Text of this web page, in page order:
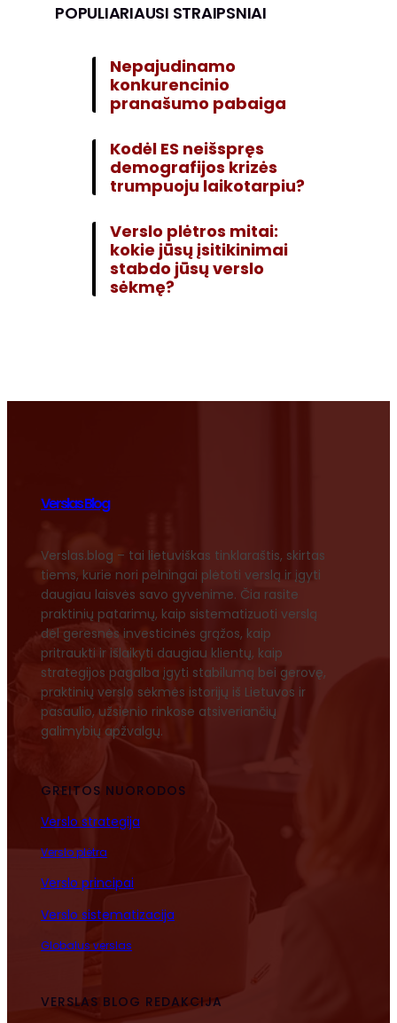
POPULIARIAUSI STRAIPSNIAI
Nepajudinamo
konkurencinio
pranašumo pabaiga
Kodėl ES neišspręs
demografijos krizės
trumpuoju laikotarpiu?
Verslo plėtros mitai:
kokie jūsų įsitikinimai
stabdo jūsų verslo
sėkmę?
Verslas Blog
Verslas.blog – tai lietuviškas tinklaraštis, skirtas
tiems, kurie nori pelningai plėtoti verslą ir įgyti
daugiau laisvės savo gyvenime. Čia rasite
praktinių patarimų, kaip sistematizuoti verslą
dėl geresnės investicinės grąžos, kaip
pritraukti ir išlaikyti daugiau klientų, kaip
strategijos pagalba įgyti stabilumą bei gerovę,
praktinių verslo sėkmės istorijų iš Lietuvos ir
pasaulio, užsienio rinkose atsiveriančių
galimybių apžvalgų.
GREITOS NUORODOS
Verslo strategija
Verslo plėtra
Verslo principai
Verslo sistematizacija
Globalus verslas
VERSLAS BLOG REDAKCIJA